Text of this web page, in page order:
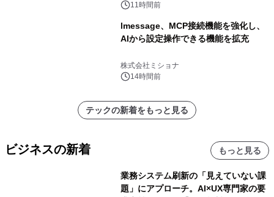
11時間前
lmessage、MCP接続機能を強化し、
AIから設定操作できる機能を拡充
株式会社ミショナ
14時間前
テックの新着をもっと見る
ビジネスの新着 もっと見る
業務システム刷新の「見えていない課
題」にアプローチ。AI×UX専門家の要